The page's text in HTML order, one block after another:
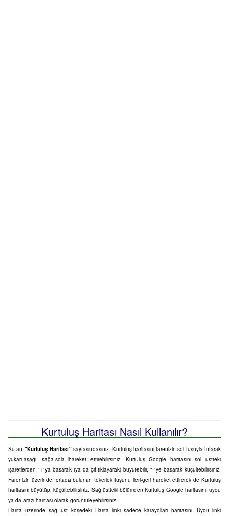
Kurtuluş Haritası Nasıl Kullanılır?
Şu an "Kurtuluş Haritası"sayfasındasınız. Kurtuluş haritasını farenizin sol tuşuyla tutarak
yukarı-aşağı, sağa-sola hareket ettirebilirsiniz. Kurtuluş Google haritasını sol üstteki
işaretlerden "+"ya basarak (ya da çif tıklayarak) büyütebilir, "-"ye basarak küçültebilirsiniz.
Farenizin üzerinde, ortada bulunan tekerlek tuşunu ileri-geri hareket ettirerek de Kurtuluş
haritasını büyütüp, küçültebilirsiniz. Sağ üstteki bölümden Kurtuluş Google haritasını, uydu
ya da arazi haritası olarak görüntüleyebilirsiniz.
Harita üzerinde sağ üst köşedeki Harita linki sadece karayolları haritasını, Uydu linki